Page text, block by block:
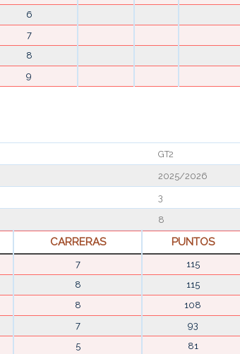
6
7
8
9
GT2
2025/2026
3
8
CARRERAS PUNTOS
7 115
8 115
8 108
7 93
5 81